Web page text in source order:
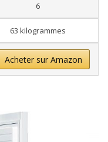
6
63 kilogrammes
Acheter sur Amazon